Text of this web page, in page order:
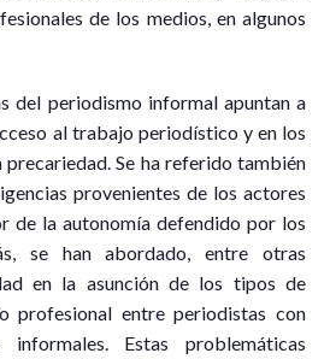
de los medios, en algunos
del periodismo informal apuntan a
al trabajo periodístico y en los
precariedad. Se ha referido también
provenientes de los actores
de la autonomía defendido por los
se han abordado, entre otras
en la asunción de los tipos de
profesional entre periodistas con
Estas problemáticas